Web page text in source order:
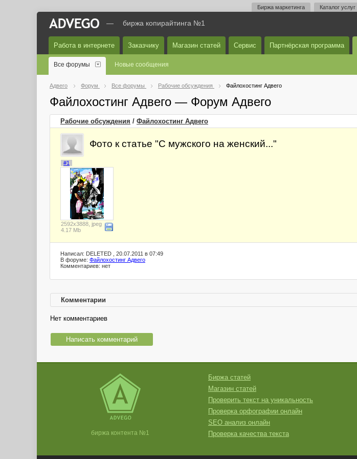
Биржа маркетинга Каталог услуг
— биржа копирайтинга №1
Работа в интернете Заказчику Магазин статей Сервис Партнёрская программа
Все форумы Новые сообщения
Адвего Форум Все форумы Рабочие обсуждения Файлохостинг Адвего
Файлохостинг Адвего — Форум Адвего
Рабочие обсуждения / Файлохостинг Адвего
Фото к статье "С мужского на женский..."
#1
2592x3888, jpeg
4.17 Mb
Написал: DELETED , 20.07.2011 в 07:49
В форуме: Файлохостинг Адвего
Комментариев: нет
Комментарии
Нет комментариев
Написать комментарий
биржа контента №1
Биржа статей
Магазин статей
Проверить текст на уникальность
Проверка орфографии онлайн
SEO анализ онлайн
Проверка качества текста